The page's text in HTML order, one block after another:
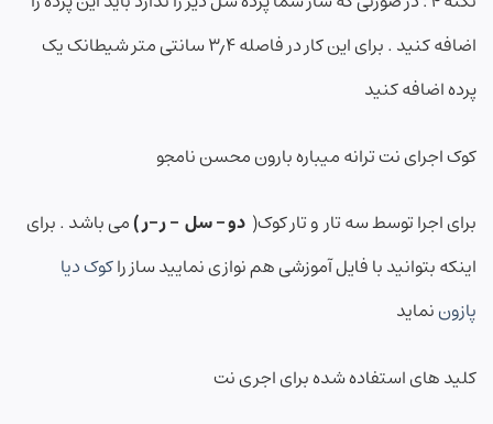
اضافه کنید . برای این کار در فاصله ۳٫۴ سانتی متر شیطانک یک
پرده اضافه کنید
کوک اجرای نت ترانه میباره بارون محسن نامجو
برای اجرا توسط سه تار و تار کوک( دو – سل – ر –ر )می باشد . برای
اینکه بتوانید با فایل آموزشی هم نوازی نمایید ساز راکوک دیا
پازوننماید
کلید های استفاده شده برای اجری نت